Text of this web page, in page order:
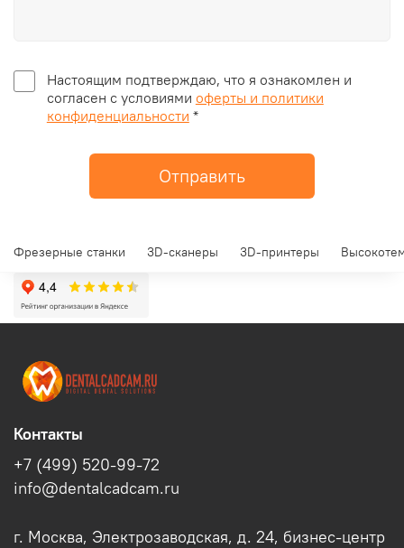
Настоящим подтверждаю, что я ознакомлен и
согласен с условиями оферты и политики
конфиденциальности *
Отправить
Фрезерные станки 3D-сканеры 3D-принтеры
Контакты
+7 (499) 520-99-72
info@dentalcadcam.ru
г. Москва, Электрозаводская, д. 24, бизнес-центр